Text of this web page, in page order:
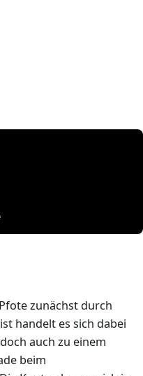
zunächst durch
handelt es sich dabei
auch zu einem
beim